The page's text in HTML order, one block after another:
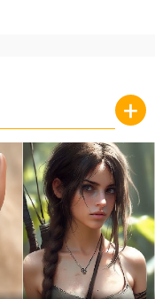
+